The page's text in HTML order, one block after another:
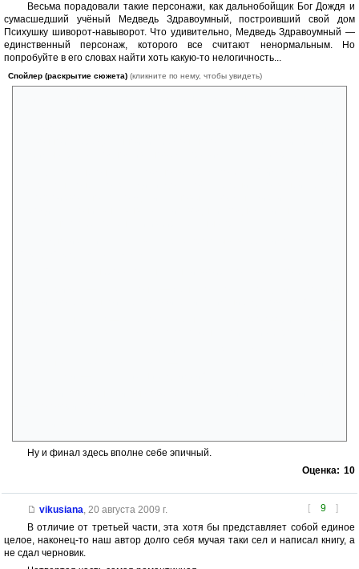
Весьма порадовали такие персонажи, как дальнобойщик Бог Дождя и
сумасшедший учёный Медведь Здравоумный, построивший свой дом
Психушку шиворот-навыворот. Что удивительно, Медведь Здравоумный —
единственный персонаж, которого все считают ненормальным. Но
попробуйте в его словах найти хоть какую-то нелогичность...
Спойлер (раскрытие сюжета) (кликните по нему, чтобы увидеть)
Ну и финал здесь вполне себе эпичный.
Оценка: 10
[ 9 ]
vikusiana, 20 августа 2009 г.
В отличие от третьей части, эта хотя бы представляет собой единое
целое, наконец-то наш автор долго себя мучая таки сел и написал книгу, а
не сдал черновик.